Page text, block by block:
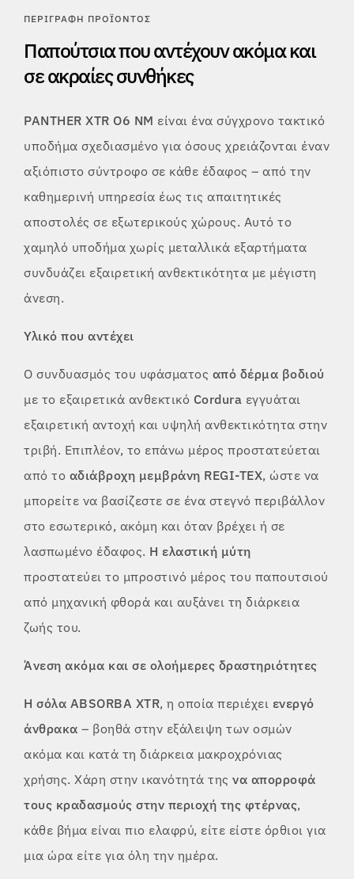
ΠΕΡΙΓΡΑΦΉ ΠΡΟΪΌΝΤΟΣ
Παπούτσια που αντέχουν ακόμα και
σε ακραίες συνθήκες
PANTHER XTR O6 NM είναι ένα σύγχρονο τακτικό
υποδήμα σχεδιασμένο για όσους χρειάζονται έναν
αξιόπιστο σύντροφο σε κάθε έδαφος – από την
καθημερινή υπηρεσία έως τις απαιτητικές
αποστολές σε εξωτερικούς χώρους. Αυτό το
χαμηλό υποδήμα χωρίς μεταλλικά εξαρτήματα
συνδυάζει εξαιρετική ανθεκτικότητα με μέγιστη
άνεση.
Υλικό που αντέχει
Ο συνδυασμός του υφάσματος από δέρμα βοδιού
με το εξαιρετικά ανθεκτικό Cordura εγγυάται
εξαιρετική αντοχή και υψηλή ανθεκτικότητα στην
τριβή. Επιπλέον, το επάνω μέρος προστατεύεται
από το αδιάβροχη μεμβράνη REGI-TEX, ώστε να
μπορείτε να βασίζεστε σε ένα στεγνό περιβάλλον
στο εσωτερικό, ακόμη και όταν βρέχει ή σε
λασπωμένο έδαφος. Η ελαστική μύτη
προστατεύει το μπροστινό μέρος του παπουτσιού
από μηχανική φθορά και αυξάνει τη διάρκεια
ζωής του.
Άνεση ακόμα και σε ολοήμερες δραστηριότητες
Η σόλα ABSORBA XTR, η οποία περιέχει ενεργό
άνθρακα – βοηθά στην εξάλειψη των οσμών
ακόμα και κατά τη διάρκεια μακροχρόνιας
χρήσης. Χάρη στην ικανότητά της να απορροφά
τους κραδασμούς στην περιοχή της φτέρνας,
κάθε βήμα είναι πιο ελαφρύ, είτε είστε όρθιοι για
μια ώρα είτε για όλη την ημέρα.